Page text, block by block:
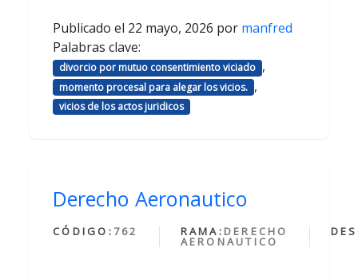
Publicado el 22 mayo, 2026 por manfred
Palabras clave:
divorcio por mutuo consentimiento viciado ,
momento procesal para alegar los vicios. ,
vicios de los actos juridicos
Derecho Aeronautico
CÓDIGO: 762 RAMA: DERECHO
AERONAUTICO